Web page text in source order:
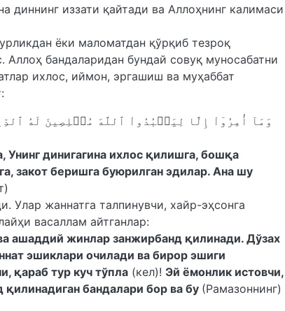
диннинг иззати қайтади ва Аллоҳнинг калимаси
ёки маломатдан қўрқиб тезроқ
Аллоҳ бандаларидан бундай совуқ муносабатни
ихлос, иймон, эргашиш ва муҳаббат
وَمَآ أُمِرُوٓاْ إِلَّا لِيَعۡبُدُواْ ٱللَّهَ مُخۡلِصِينَ لَهُ
Унинг динигагина ихлос қилишга, бошқа
закот беришга буюрилган эдилар. Ана шу
Улар жаннатга талпинувчи, хайр-эҳсонга
васаллам айтганлар:
ашаддий жинлар занжирбанд қилинади. Дўзах
эшиклари очилади ва бирор эшиги
қараб тур куч тўпла (кел)! Эй ёмонлик истовчи,
бандалари бор ва бу (Рамазоннинг)